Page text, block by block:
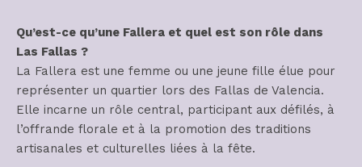
Qu’est-ce qu’une Fallera et quel est son rôle dans
Las Fallas ?
La Fallera est une femme ou une jeune fille élue pour
représenter un quartier lors des Fallas de Valencia.
Elle incarne un rôle central, participant aux défilés, à
l’offrande florale et à la promotion des traditions
artisanales et culturelles liées à la fête.